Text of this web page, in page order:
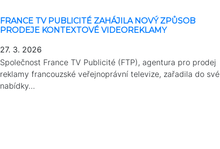
FRANCE TV PUBLICITÉ ZAHÁJILA NOVÝ ZPŮSOB
PRODEJE KONTEXTOVÉ VIDEOREKLAMY
27. 3. 2026
Společnost France TV Publicité (FTP), agentura pro prodej
reklamy francouzské veřejnoprávní televize, zařadila do své
nabídky…